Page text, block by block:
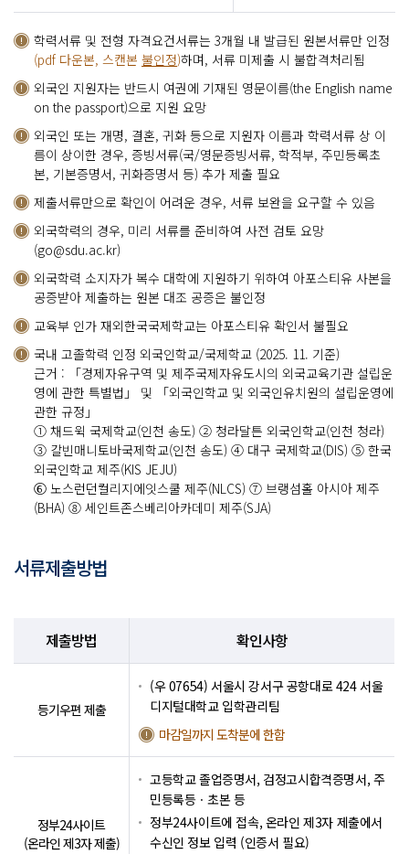
학력서류 및 전형 자격요건서류는 3개월 내 발급된 원본서류만 인정
(pdf 다운본, 스캔본 불인정)하며, 서류 미제출 시 불합격처리됨
외국인 지원자는 반드시 여권에 기재된 영문이름(the English name
on the passport)으로 지원 요망
외국인 또는 개명, 결혼, 귀화 등으로 지원자 이름과 학력서류 상 이
름이 상이한 경우, 증빙서류(국/영문증빙서류, 학적부, 주민등록초
본, 기본증명서, 귀화증명서 등) 추가 제출 필요
제출서류만으로 확인이 어려운 경우, 서류 보완을 요구할 수 있음
외국학력의 경우, 미리 서류를 준비하여 사전 검토 요망
(go@sdu.ac.kr)
외국학력 소지자가 복수 대학에 지원하기 위하여 아포스티유 사본을
공증받아 제출하는 원본 대조 공증은 불인정
교육부 인가 재외한국국제학교는 아포스티유 확인서 불필요
국내 고졸학력 인정 외국인학교/국제학교 (2025. 11. 기준)
근거 : 「경제자유구역 및 제주국제자유도시의 외국교육기관 설립운
영에 관한 특별법」 및 「외국인학교 및 외국인유치원의 설립운영에
관한 규정」
① 채드윅 국제학교(인천 송도) ② 청라달튼 외국인학교(인천 청라)
③ 칼빈매니토바국제학교(인천 송도) ④ 대구 국제학교(DIS) ⑤ 한국
외국인학교 제주(KIS JEJU)
⑥ 노스런던컬리지에잇스쿨 제주(NLCS) ⑦ 브랭섬홀 아시아 제주
(BHA) ⑧ 세인트존스베리아카데미 제주(SJA)
서류제출방법
제출방법 확인사항
등기우편 제출
(우 07654) 서울시 강서구 공항대로 424 서울
디지털대학교 입학관리팀
마감일까지 도착분에 한함
정부24사이트
(온라인 제3자 제출)
고등학교 졸업증명서, 검정고시합격증명서, 주
민등록등ㆍ초본 등
정부24사이트에 접속, 온라인 제3자 제출에서
수신인 정보 입력 (인증서 필요)